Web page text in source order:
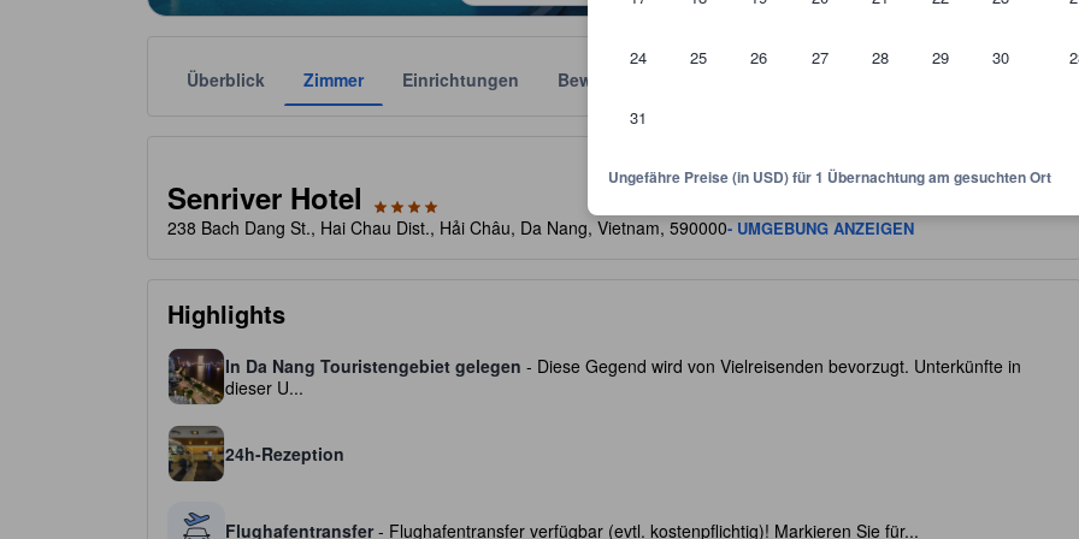
24 25 26 27 28 29 30
31
Ungefähre Preise (in USD) für 1 Übernachtung am gesuchten Ort
Überblick Zimmer Einrichtungen Bewertungen
Senriver Hotel
238 Bach Dang St., Hai Chau Dist., Hải Châu, Da Nang, Vietnam, 590000- UMGEBUNG ANZEIGEN
Highlights
In Da Nang Touristengebiet gelegen - Diese Gegend wird von Vielreisenden bevorzugt. Unterkünfte in
dieser U...
24h-Rezeption
Flughafentransfer- Flughafentransfer verfügbar (evtl. kostenpflichtig)! Markieren Sie für...